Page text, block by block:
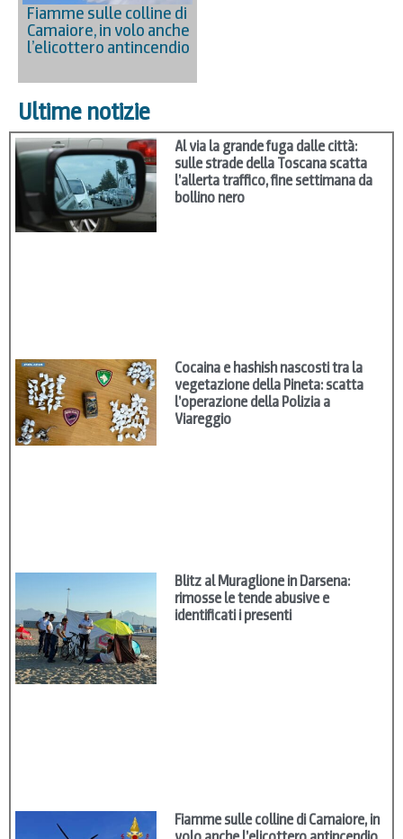
Fiamme sulle colline di
Camaiore, in volo anche
l’elicottero antincendio
Ultime notizie
Al via la grande fuga dalle città:
sulle strade della Toscana scatta
l’allerta traffico, fine settimana da
bollino nero
Cocaina e hashish nascosti tra la
vegetazione della Pineta: scatta
l’operazione della Polizia a
Viareggio
Blitz al Muraglione in Darsena:
rimosse le tende abusive e
identificati i presenti
Fiamme sulle colline di Camaiore, in